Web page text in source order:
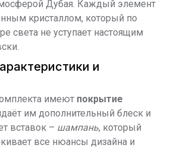
Дубая. Каждый элемент
кристаллом, который по
света не уступает настоящим
и
имеют покрытие
им дополнительный блеск и
вставок – шампань, который
все нюансы дизайна и